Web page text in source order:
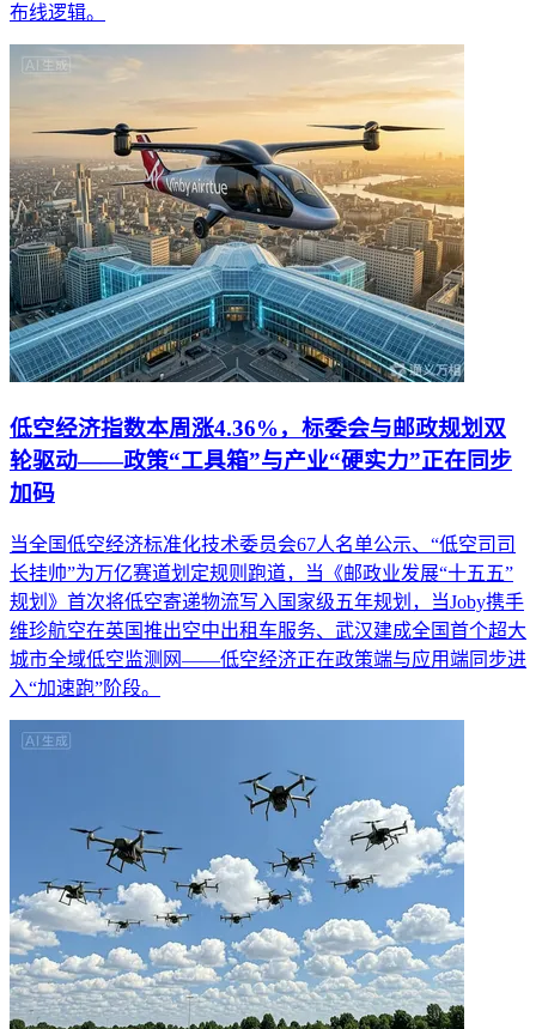
布线逻辑。
低空经济指数本周涨4.36%，标委会与邮政规划双
轮驱动——政策“工具箱”与产业“硬实力”正在同步
加码
当全国低空经济标准化技术委员会67人名单公示、“低空司司
长挂帅”为万亿赛道划定规则跑道，当《邮政业发展“十五五”
规划》首次将低空寄递物流写入国家级五年规划，当Joby携手
维珍航空在英国推出空中出租车服务、武汉建成全国首个超大
城市全域低空监测网——低空经济正在政策端与应用端同步进
入“加速跑”阶段。